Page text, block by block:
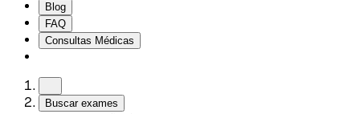
Blog
FAQ
Consultas Médicas
Buscar exames